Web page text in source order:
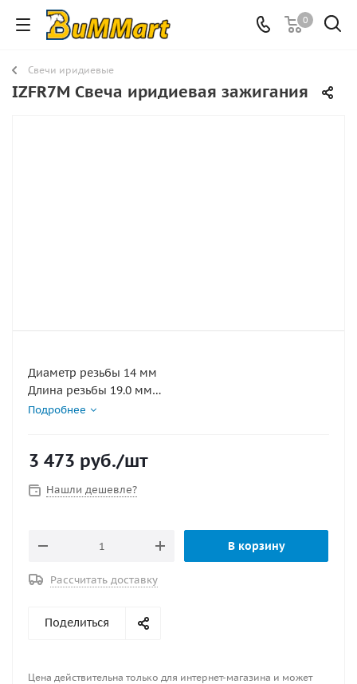
0
Свечи иридиевые
IZFR7M Свеча иридиевая зажигания
Диаметр резьбы 14 мм
Длина резьбы 19.0 мм
Калильное число 7
кольцо, с резистором
Межэлектродный зазор 0.8 мм
Подробнее
3 473 руб./шт
Нашли дешевле?
В корзину
Рассчитать доставку
Поделиться
Цена действительна только для интернет-магазина и может